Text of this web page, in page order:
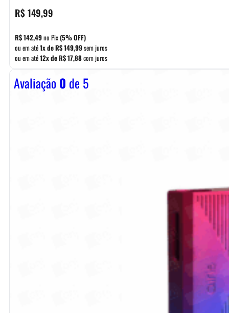
R$149,99
R$142,49no Pix(5% OFF)
ou em até1x deR$149,99sem juros
ou em até12x deR$17,88com juros
Avaliação0 de 5